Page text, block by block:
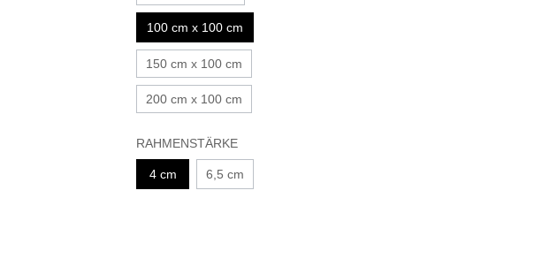
100 cm x 100 cm
150 cm x 100 cm
200 cm x 100 cm
RAHMENSTÄRKE
4 cm 6,5 cm